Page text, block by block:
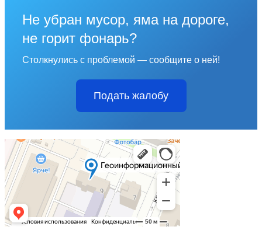
Не убран мусор, яма на дороге,
не горит фонарь?
Столкнулись с проблемой — сообщите о ней!
Подать жалобу